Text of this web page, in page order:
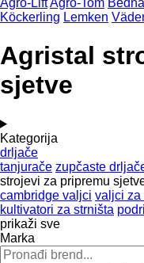
Agro-LiftAgro-Tom
Köckerling Lemken
Agristal
sjetve
Kategorija
drljače
tanjurače zupčaste
strojevi za pripremu
cambridge valjci valjci za
kultivatori za strništa
prikaži sve
Marka